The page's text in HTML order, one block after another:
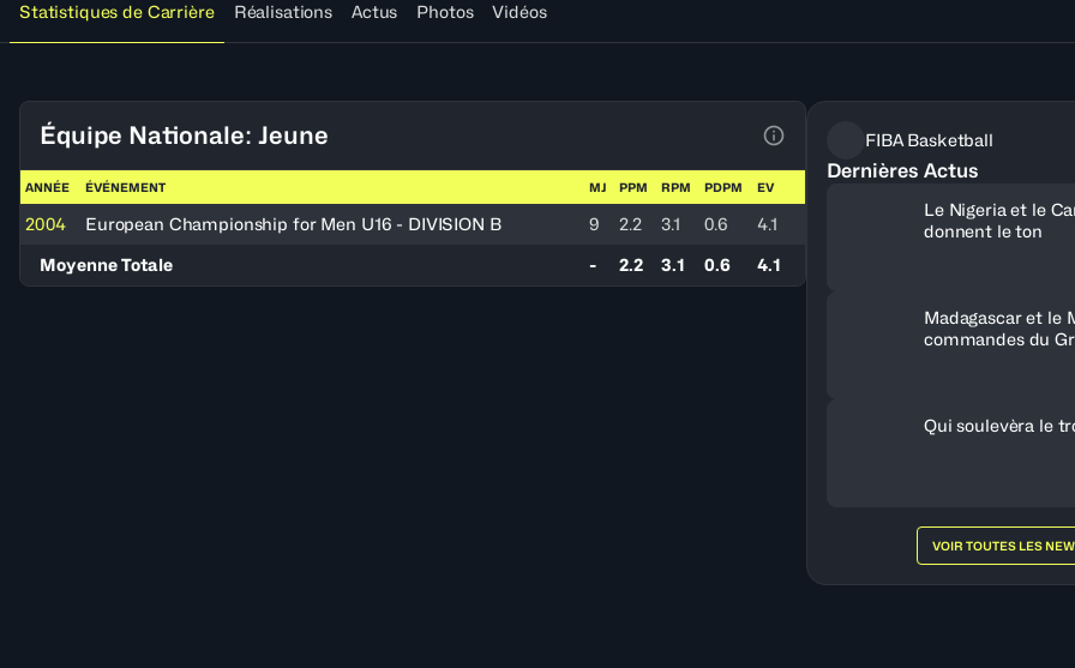
Statistiques de Carrière
Réalisations Actus Photos Vidéos
Équipe Nationale: Jeune
Voir la Légende du Tableau
ANNÉE ÉVÉNEMENT MJ PPM RPM PDPM EV
2004 European Championship for Men U16 - DIVISION B 9 2.2 3.1 0.6
4.1
Moyenne Totale
- 2.2 3.1 0.6 4.1
FIBA Basketball
Dernières Actus
Le Nigeria et le
donnent le ton
Madagascar et le
commandes du
Qui soulevèra le
VOIR TOUTES LES